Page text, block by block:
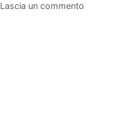
Lascia un commento